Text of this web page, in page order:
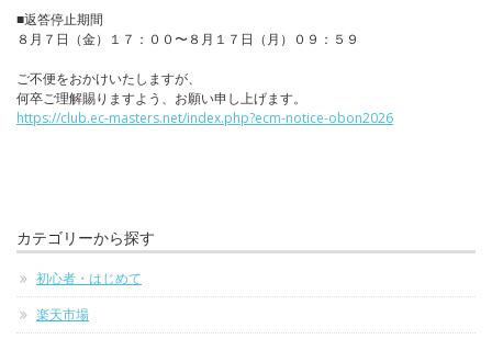
■返答停止期間
８月７日（金）１７：００〜８月１７日（月）０９：５９
ご不便をおかけいたしますが、
何卒ご理解賜りますよう、お願い申し上げます。
https://club.ec-masters.net/index.php?ecm-notice-obon2026
カテゴリーから探す
初心者・はじめて
楽天市場